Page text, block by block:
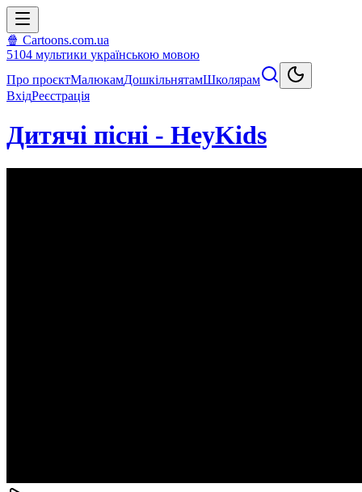
🍿 Cartoons.com.ua
5104 мультики українською мовою
Про проєктМалюкамДошкільнятамШколярам
ВхідРеєстрація
Дитячі пісні - HeyKids